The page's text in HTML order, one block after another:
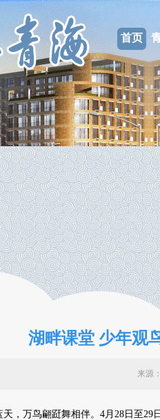
首页
湖畔课堂 少年观
来源
万鸟翩跹舞相伴。4月28日至29日